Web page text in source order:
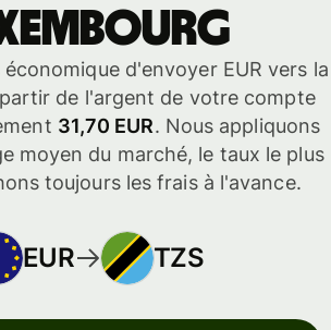
d'envoyer EUR vers la
de l'argent de votre compte
31,70 EUR. Nous appliquons
moyen du marché, le taux le plus
toujours les frais à l'avance.
EUR TZS